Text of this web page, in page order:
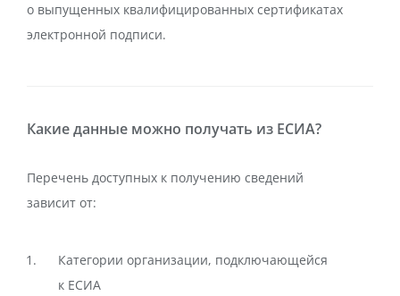
о выпущенных квалифицированных сертификатах
электронной подписи.
Какие данные можно получать из ЕСИА?
Перечень доступных к получению сведений
зависит от:
Категории организации, подключающейся
к ЕСИА